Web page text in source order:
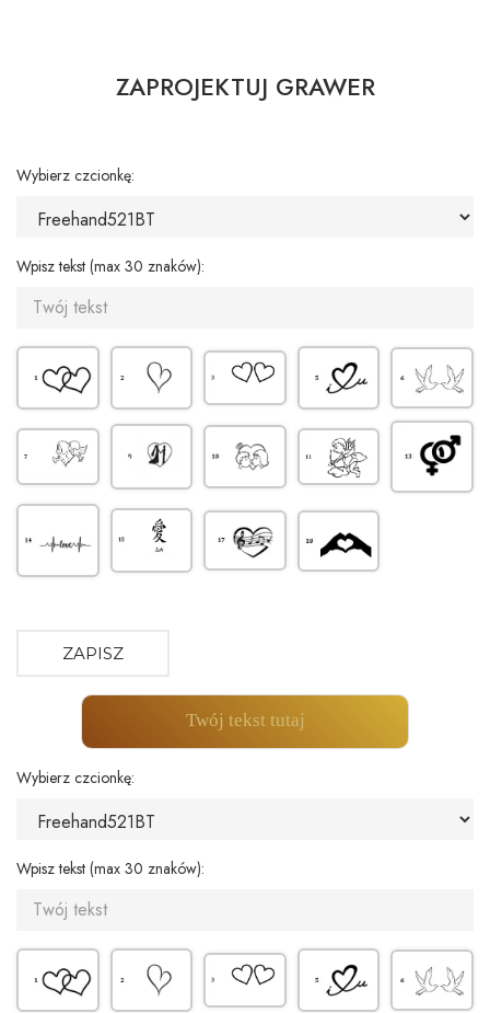
ZAPROJEKTUJ GRAWER
Wybierz czcionkę:
Wpisz tekst (max 30 znaków):
ZAPISZ
Twój tekst tutaj
Wybierz czcionkę:
Wpisz tekst (max 30 znaków):